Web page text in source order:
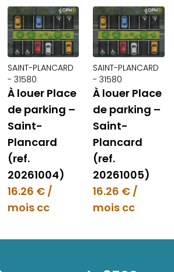
SAINT-PLANCARD
- 31580
À louer Place
de parking –
Saint-
Plancard
(ref.
20261004)
16.26 € /
mois cc
SAINT-PLANCARD
- 31580
À louer Place
de parking –
Saint-
Plancard
(ref.
20261005)
16.26 € /
mois cc